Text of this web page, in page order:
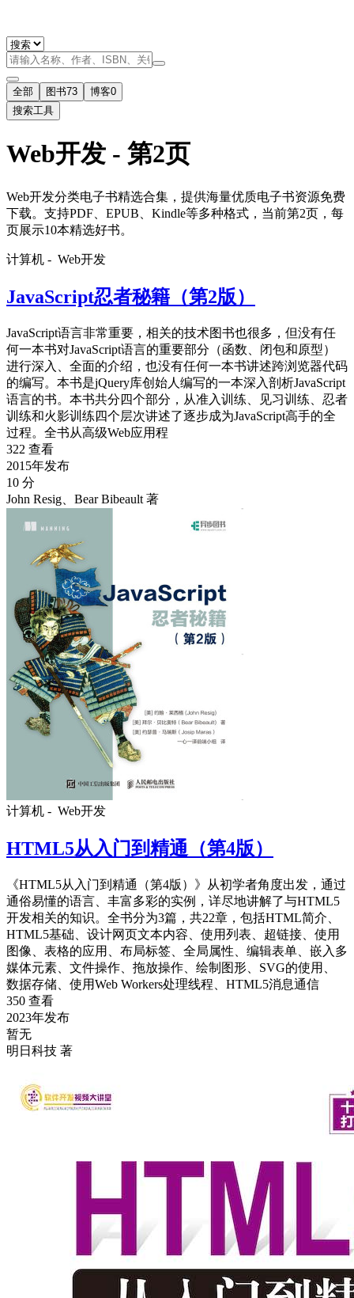
全部 图书73 博客0
搜索工具
Web开发 - 第2页
Web开发分类电子书精选合集，提供海量优质电子书资源免费
下载。支持PDF、EPUB、Kindle等多种格式，当前第2页，每
页展示10本精选好书。
计算机 - Web开发
JavaScript忍者秘籍（第2版）
JavaScript语言非常重要，相关的技术图书也很多，但没有任
何一本书对JavaScript语言的重要部分（函数、闭包和原型）
进行深入、全面的介绍，也没有任何一本书讲述跨浏览器代码
的编写。本书是jQuery库创始人编写的一本深入剖析JavaScript
语言的书。本书共分四个部分，从准入训练、见习训练、忍者
训练和火影训练四个层次讲述了逐步成为JavaScript高手的全
过程。全书从高级Web应用程
322 查看
2015年发布
10 分
John Resig、Bear Bibeault 著
计算机 - Web开发
HTML5从入门到精通（第4版）
《HTML5从入门到精通（第4版）》从初学者角度出发，通过
通俗易懂的语言、丰富多彩的实例，详尽地讲解了与HTML5
开发相关的知识。全书分为3篇，共22章，包括HTML简介、
HTML5基础、设计网页文本内容、使用列表、超链接、使用
图像、表格的应用、布局标签、全局属性、编辑表单、嵌入多
媒体元素、文件操作、拖放操作、绘制图形、SVG的使用、
数据存储、使用Web Workers处理线程、HTML5消息通信
350 查看
2023年发布
暂无
明日科技 著